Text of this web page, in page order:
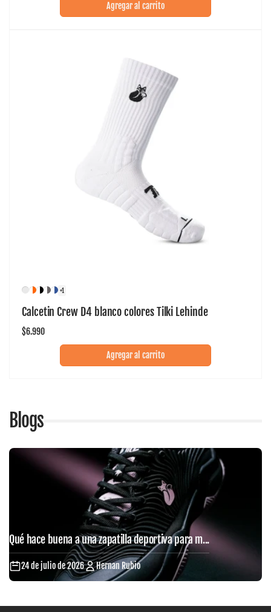
Agregar al carrito
Calcetin Crew D4 blanco colores Tilki Lehinde
Precio
$6.990
+1
Agregar al carrito
Blogs
Qué hace buena a una zapatilla deportiva para m...
24 de julio de 2026 Hernan Rubio